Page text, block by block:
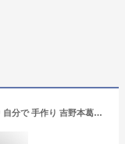
ギフト 自分で 手作り 葛もなか 6個入｜最中 自分で 手作り 吉野本葛入りあん もなか 吉野葛 葛 本葛 和菓子 葛菓子｜帰省土産 お土産 土産 奈良 天極堂